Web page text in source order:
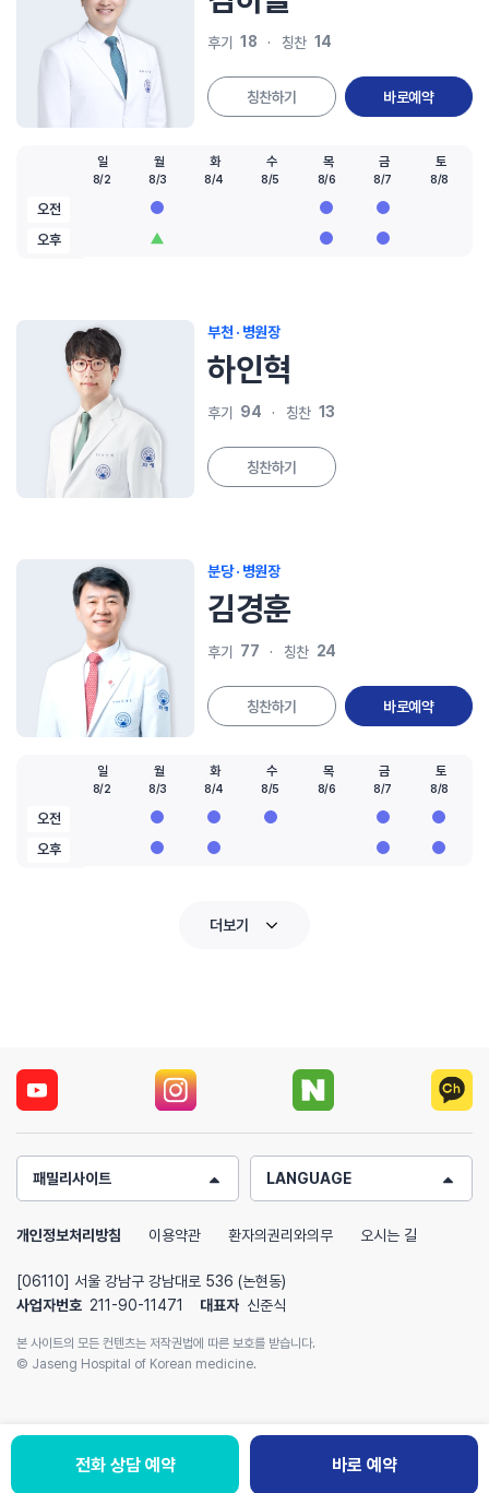
후기 18 칭찬 14
칭찬하기 바로예약
오전
오후
일
8/2
월
8/3
화
8/4
수
8/5
목
8/6
금
8/7
토
8/8
부천 · 병원장
하인혁
후기 94 칭찬 13
칭찬하기
분당 · 병원장
김경훈
후기 77 칭찬 24
칭찬하기 바로예약
오전
오후
일
8/2
월
8/3
화
8/4
수
8/5
목
8/6
금
8/7
토
8/8
더보기
패밀리사이트 LANGUAGE
개인정보처리방침 이용약관 환자의권리와의무 오시는 길
[06110] 서울 강남구 강남대로 536 (논현동)
사업자번호 211-90-11471 대표자 신준식
본 사이트의 모든 컨텐츠는 저작권법에 따른 보호를 받습니다.
© Jaseng Hospital of Korean medicine.
전화 상담 예약 바로 예약